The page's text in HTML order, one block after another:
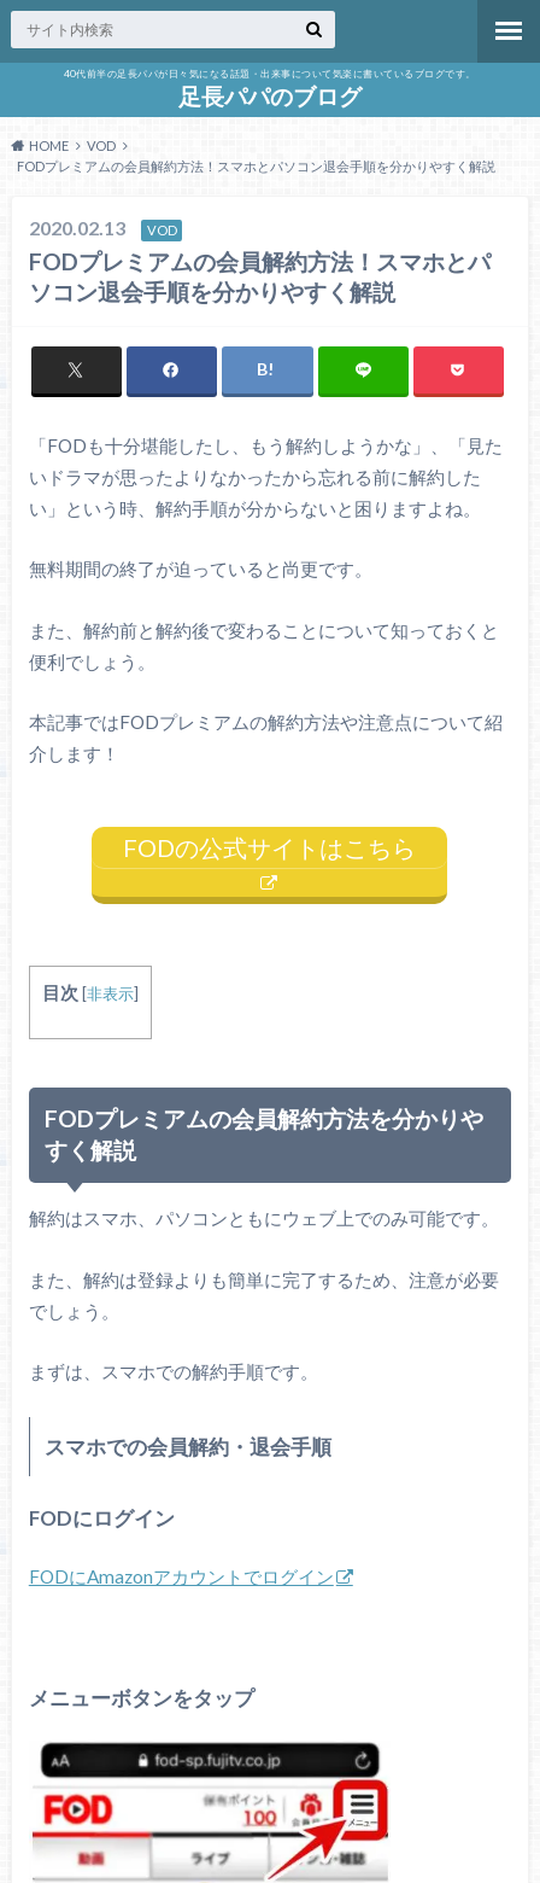
40代前半の足長パパが日々気になる話題・出来事について気楽に書いているブログです。
足長パパのブログ
HOME
VOD
FODプレミアムの会員解約方法！スマホとパソコン退会手順を分かりやすく解説
2020.02.13 VOD
FODプレミアムの会員解約方法！スマホとパ
ソコン退会手順を分かりやすく解説
「FODも十分堪能したし、もう解約しようかな」、「見た
いドラマが思ったよりなかったから忘れる前に解約した
い」という時、解約手順が分からないと困りますよね。
無料期間の終了が迫っていると尚更です。
また、解約前と解約後で変わることについて知っておくと
便利でしょう。
本記事ではFODプレミアムの解約方法や注意点について紹
介します！
FODの公式サイトはこちら
目次 [非表示]
FODプレミアムの会員解約方法を分かりや
すく解説
解約はスマホ、パソコンともにウェブ上でのみ可能です。
また、解約は登録よりも簡単に完了するため、注意が必要
でしょう。
まずは、スマホでの解約手順です。
スマホでの会員解約・退会手順
FODにログイン
FODにAmazonアカウントでログイン
メニューボタンをタップ